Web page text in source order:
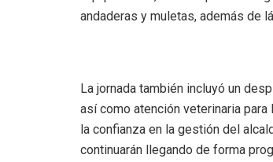
andaderas y muletas, además de
La jornada también incluyó un
así como atención veterinaria
la confianza en la gestión del
continuarán llegando de forma